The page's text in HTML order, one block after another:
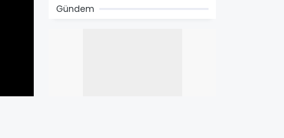
Gündem